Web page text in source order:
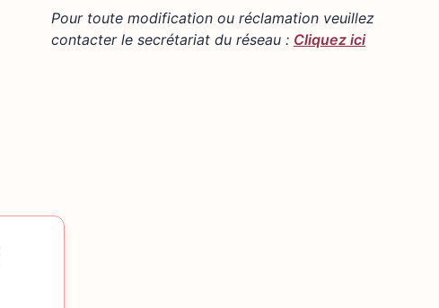
Pour toute modification ou réclamation veuillez
contacter le secrétariat du réseau : Cliquez ici